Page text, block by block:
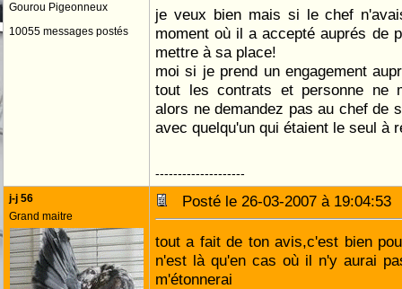
Gourou Pigeonneux
10055 messages postés
je veux bien mais si le chef
moment où il a accepté auprés de
mettre à sa place!
moi si je prend un engagement
tout les contrats et personne ne
alors ne demandez pas au chef de
avec quelqu'un qui étaient le seul à
--------------------
j-j 56
Grand maitre
Posté le 26-03-2007 à
tout a fait de ton avis,c'est bien
n'est là qu'en cas où il n'y aurai
m'étonnerai